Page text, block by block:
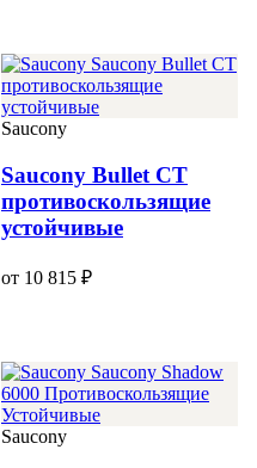
Saucony
Saucony Bullet CT
противоскользящие
устойчивые
от 10 815 ₽
Saucony